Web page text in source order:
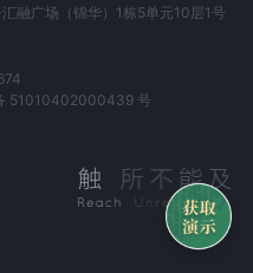
融广场（锦华）1栋5单元10层1号
51010402000439 号